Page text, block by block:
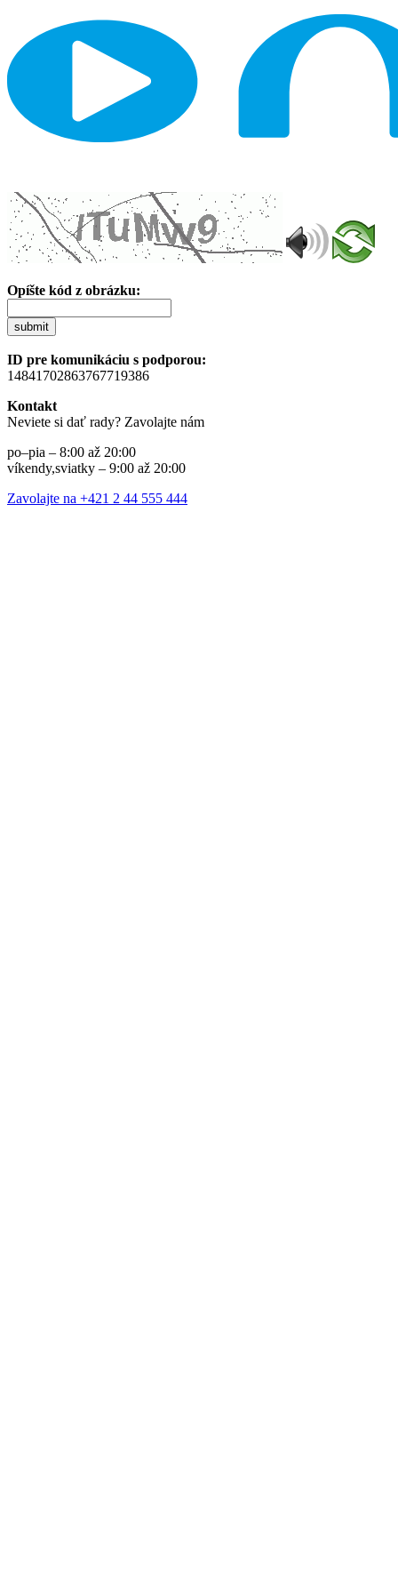
Opíšte kód z obrázku:
submit
ID pre komunikáciu s podporou:
14841702863767719386
Kontakt
Neviete si dať rady? Zavolajte nám
po–pia – 8:00 až 20:00
víkendy,sviatky – 9:00 až 20:00
Zavolajte na +421 2 44 555 444